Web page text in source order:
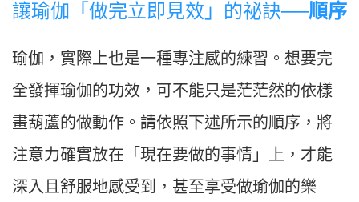
讓瑜伽「做完立即見效」的祕訣──順序
瑜伽，實際上也是一種專注感的練習。想要完
全發揮瑜伽的功效，可不能只是茫茫然的依樣
畫葫蘆的做動作。請依照下述所示的順序，將
注意力確實放在「現在要做的事情」上，才能
深入且舒服地感受到，甚至享受做瑜伽的樂